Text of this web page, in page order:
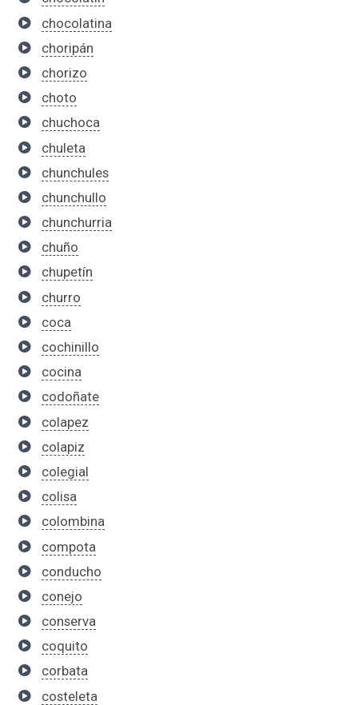
chocolatina
choripán
chorizo
choto
chuchoca
chuleta
chunchules
chunchullo
chunchurria
chuño
chupetín
churro
coca
cochinillo
cocina
codoñate
colapez
colapiz
colegial
colisa
colombina
compota
conducho
conejo
conserva
coquito
corbata
costeleta